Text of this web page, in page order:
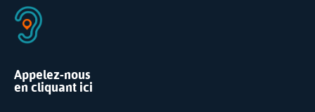
Appelez-nous
en cliquant ici